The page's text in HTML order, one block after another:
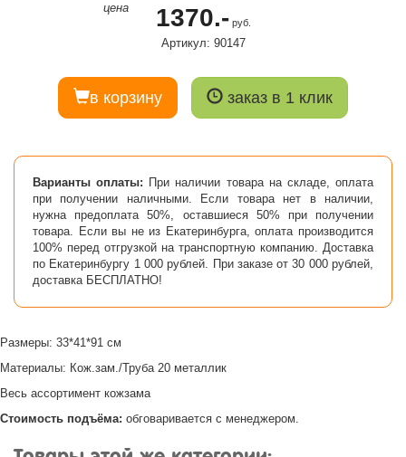
цена 1370.-руб.
Артикул: 90147
в корзину заказ в 1 клик
Варианты оплаты: При наличии товара на складе, оплата
при получении наличными. Если товара нет в наличии,
нужна предоплата 50%, оставшиеся 50% при получении
товара. Если вы не из Екатеринбурга, оплата производится
100% перед отгрузкой на транспортную компанию. Доставка
по Екатеринбургу 1 000 рублей. При заказе от 30 000 рублей,
доставка БЕСПЛАТНО!
Размеры: 33*41*91 см
Материалы: Кож.зам./Труба 20 металлик
Весь ассортимент кожзама
Стоимость подъёма: обговаривается с менеджером.